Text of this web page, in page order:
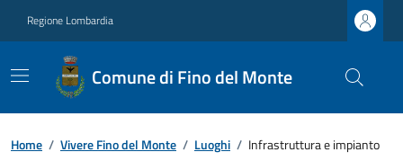
Regione Lombardia
Comune di Fino del Monte
Home / Vivere Fino del Monte / Luoghi / Infrastruttura e impianto